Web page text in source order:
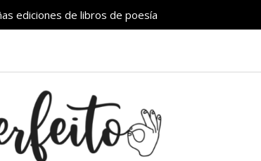
ediciones de libros de poesía